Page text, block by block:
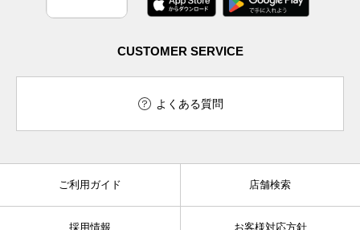
CUSTOMER SERVICE
よくある質問
ご利用ガイド 店舗検索
採用情報 お客様対応方針